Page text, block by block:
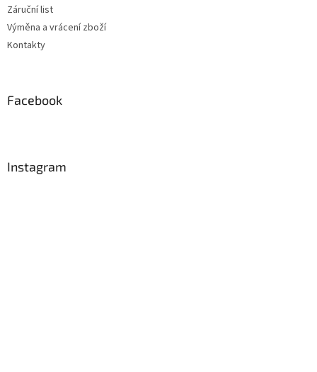
Záruční list
Výměna a vrácení zboží
Kontakty
Facebook
Instagram